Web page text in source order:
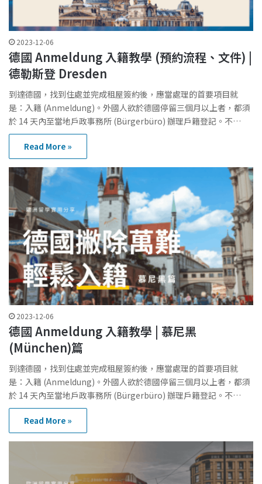
2023-12-06
德國 Anmeldung 入籍教學 (預約流程、文件) |
德勒斯登 Dresden
到達德國，找到住處並完成租屋簽約後，應當處理的首要項目就
是：入籍 (Anmeldung)。外國人欲於德國停留三個月以上者，都須
於 14 天內至當地戶政事務所 (Bürgerbüro) 辦理戶籍登記。不…
Read More »
2023-12-06
德國 Anmeldung 入籍教學 | 慕尼黑
(München)篇
到達德國，找到住處並完成租屋簽約後，應當處理的首要項目就
是：入籍 (Anmeldung)。外國人欲於德國停留三個月以上者，都須
於 14 天內至當地戶政事務所 (Bürgerbüro) 辦理戶籍登記。不…
Read More »